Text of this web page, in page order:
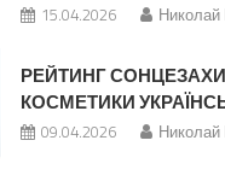
15.04.2026
РЕЙТИНГ
КОСМЕТИКИ
09.04.2026